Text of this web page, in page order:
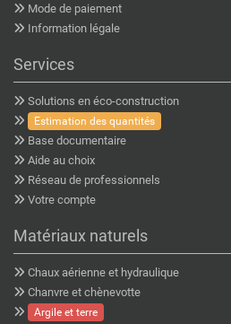
Mode de paiement
Information légale
Services
Solutions en éco-construction
Estimation des quantités
Base documentaire
Aide au choix
Réseau de professionnels
Votre compte
Matériaux naturels
Chaux aérienne et hydraulique
Chanvre et chènevotte
Argile et terre